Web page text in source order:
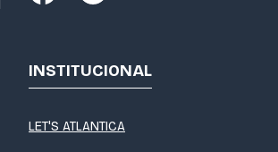
INSTITUCIONAL
LET'S ATLANTICA